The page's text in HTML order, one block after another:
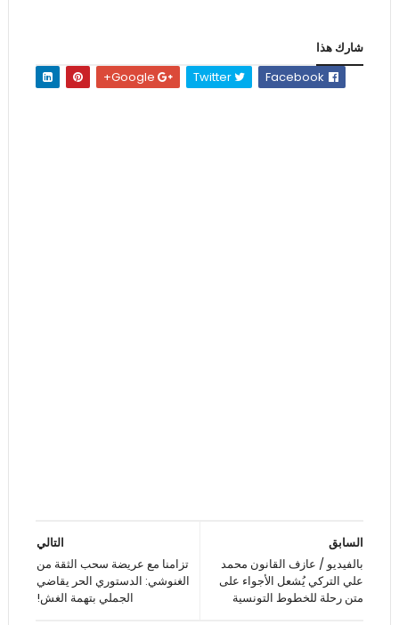
شارك هذا
Twitter
التالي
تزامنا مع عريضة سحب الثقة من
الغنوشي: الدستوري الحر يقاضي
الجملي بتهمة الغش!
السابق
بالفيديو / عازف القانون محمد
علي التركي يُشعل الأجواء على
متن رحلة للخطوط التونسية